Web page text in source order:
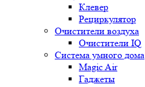
Клевер
Рециркулятор
Очистители воздуха
Очистители IQ
Система умного дома
Magic Air
Гаджеты